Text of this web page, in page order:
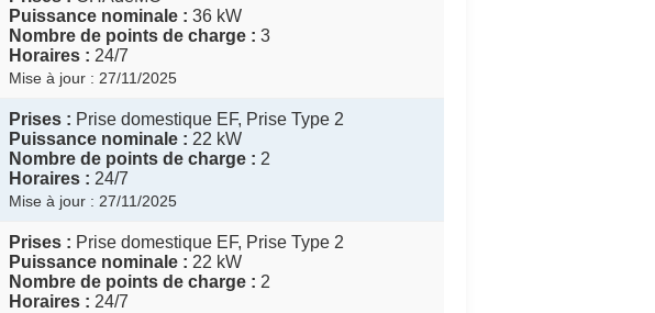
Puissance nominale : 36 kW
Nombre de points de charge : 3
Horaires : 24/7
Mise à jour : 27/11/2025
Prises : Prise domestique EF, Prise Type 2
Puissance nominale : 22 kW
Nombre de points de charge : 2
Horaires : 24/7
Mise à jour : 27/11/2025
Prises : Prise domestique EF, Prise Type 2
Puissance nominale : 22 kW
Nombre de points de charge : 2
Horaires : 24/7